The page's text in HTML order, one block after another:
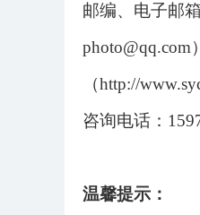
邮编、电子邮
（http://
咨询电话：
温馨提示：